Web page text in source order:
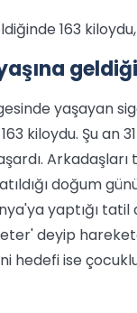
163
yaşayan
kiloydu. Şu an
Arkadaşları
doğum
yaptığı
deyip
hedefi ise